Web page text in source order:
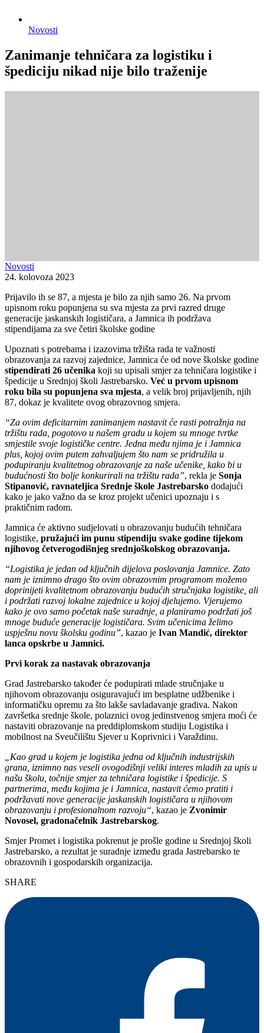
Novosti
Zanimanje tehničara za logistiku i
špediciju nikad nije bilo traženije
Novosti
24. kolovoza 2023
Prijavilo ih se 87, a mjesta je bilo za njih samo 26. Na prvom
upisnom roku popunjena su sva mjesta za prvi razred druge
generacije jaskanskih logističara, a Jamnica ih podržava
stipendijama za sve četiri školske godine
Upoznati s potrebama i izazovima tržišta rada te važnosti
obrazovanja za razvoj zajednice, Jamnica će od nove školske godine
stipendirati 26 učenika koji su upisali smjer za tehničara logistike i
špedicije u Srednjoj školi Jastrebarsko. Već u prvom upisnom
roku bila su popunjena sva mjesta, a velik broj prijavljenih, njih
87, dokaz je kvalitete ovog obrazovnog smjera.
“Za ovim deficitarnim zanimanjem nastavit će rasti potražnja na
tržištu rada, pogotovo u našem gradu u kojem su mnoge tvrtke
smjestile svoje logističke centre. Jedna među njima je i Jamnica
plus, kojoj ovim putem zahvaljujem što nam se pridružila u
podupiranju kvalitetnog obrazovanje za naše učenike, kako bi u
budućnosti što bolje konkurirali na tržištu rada”, rekla je Sonja
Stipanović, ravnateljica Srednje škole Jastrebarsko dodajući
kako je jako važno da se kroz projekt učenici upoznaju i s
praktičnim radom.
Jamnica će aktivno sudjelovati u obrazovanju budućih tehničara
logistike, pružajući im punu stipendiju svake godine tijekom
njihovog četverogodišnjeg srednjoškolskog obrazovanja.
“Logistika je jedan od ključnih dijelova poslovanja Jamnice. Zato
nam je iznimno drago što ovim obrazovnim programom možemo
doprinijeti kvalitetnom obrazovanju budućih stručnjaka logistike, ali
i podržati razvoj lokalne zajednice u kojoj djelujemo. Vjerujemo
kako je ovo samo početak naše suradnje, a planiramo podržati još
mnoge buduće generacije logističara. Svim učenicima želimo
uspješnu novu školsku godinu”, kazao je Ivan Mandić, direktor
lanca opskrbe u Jamnici.
Prvi korak za nastavak obrazovanja
Grad Jastrebarsko također će podupirati mlade stručnjake u
njihovom obrazovanju osiguravajući im besplatne udžbenike i
informatičku opremu za što lakše savladavanje gradiva. Nakon
završetka srednje škole, polaznici ovog jedinstvenog smjera moći će
nastaviti obrazovanje na preddiplomskom studiju Logistika i
mobilnost na Sveučilištu Sjever u Koprivnici i Varaždinu.
„Kao grad u kojem je logistika jedna od ključnih industrijskih
grana, iznimno nas veseli ovogodišnji veliki interes mladih za upis u
našu školu, točnije smjer za tehničara logistike i špedicije. S
partnerima, među kojima je i Jamnica, nastavit ćemo pratiti i
podržavati nove generacije jaskanskih logističara u njihovom
obrazovanju i profesionalnom razvoju“, kazao je Zvonimir
Novosel, gradonačelnik Jastrebarskog.
Smjer Promet i logistika pokrenut je prošle godine u Srednjoj školi
Jastrebarsko, a rezultat je suradnje između grada Jastrebarsko te
obrazovnih i gospodarskih organizacija.
SHARE